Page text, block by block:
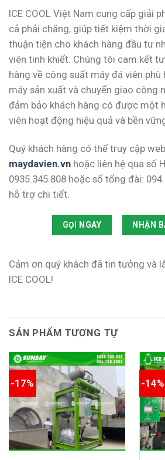
ICE COOL Việt Nam cung cấp giải
cả phải chăng, giúp tiết kiệm thời
thuận tiện cho khách hàng đầu tư
viên tinh khiết. Chúng tôi cam kết
hàng về công suất máy đá viên phù
máy sản xuất và chuyển giao công
đảm bảo khách hàng có được một
viên hoạt động hiệu quả và bền
Quý khách hàng có thể truy cập
maydavien.vn hoặc liên hệ qua số
0935.345.808 hoặc số tổng đài:
hỗ trợ chi tiết.
GỌI NGAY NHẬN
Cảm ơn quý khách đã tin tưởng và
ICE COOL!
SẢN PHẨM TƯƠNG TỰ
-17% -14%